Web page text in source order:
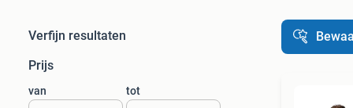
Verfijn resultaten
Prijs
van tot